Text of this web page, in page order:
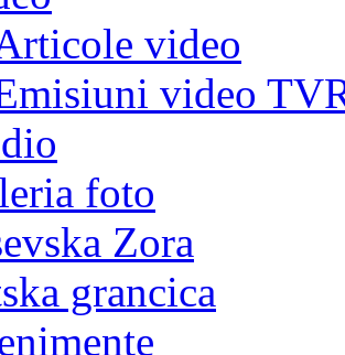
video
video
foto
Zora
grancica